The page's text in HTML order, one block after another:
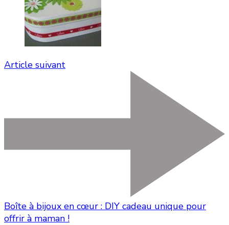
Article suivant
Boîte à bijoux en cœur : DIY cadeau unique pour
offrir à maman !